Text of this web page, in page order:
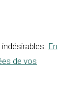
En
de vos